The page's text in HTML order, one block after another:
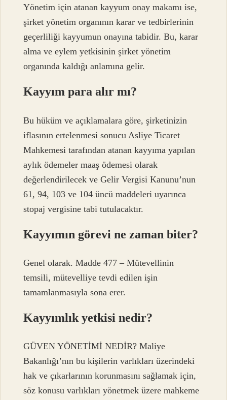
Yönetim için atanan kayyum onay makamı ise,
şirket yönetim organının karar ve tedbirlerinin
geçerliliği kayyumun onayına tabidir. Bu, karar
alma ve eylem yetkisinin şirket yönetim
organında kaldığı anlamına gelir.
Kayyım para alır mı?
Bu hüküm ve açıklamalara göre, şirketinizin
iflasının ertelenmesi sonucu Asliye Ticaret
Mahkemesi tarafından atanan kayyıma yapılan
aylık ödemeler maaş ödemesi olarak
değerlendirilecek ve Gelir Vergisi Kanunu’nun
61, 94, 103 ve 104 üncü maddeleri uyarınca
stopaj vergisine tabi tutulacaktır.
Kayyımın görevi ne zaman biter?
Genel olarak. Madde 477 – Mütevellinin
temsili, mütevelliye tevdi edilen işin
tamamlanmasıyla sona erer.
Kayyımlık yetkisi nedir?
GÜVEN YÖNETİMİ NEDİR? Maliye
Bakanlığı’nın bu kişilerin varlıkları üzerindeki
hak ve çıkarlarının korunmasını sağlamak için,
söz konusu varlıkları yönetmek üzere mahkeme